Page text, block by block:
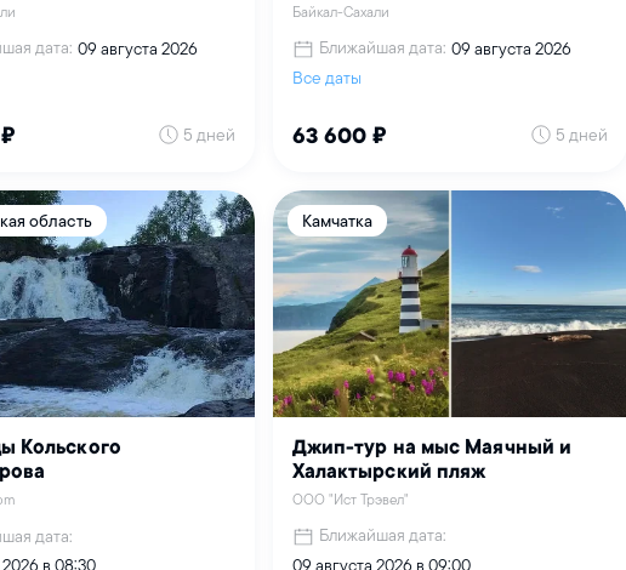
дата: 09 августа 2026
5 дней
Байкал-Сахали
Ближайшая дата: 09 августа 2026
Все даты
63 600 ₽ 5 дней
область
Кольского
дата:
в 08:30
Камчатка
Джип-тур на мыс Маячный и
Халактырский пляж
ООО "Ист Трэвел"
Ближайшая дата:
09 августа 2026 в 09:00